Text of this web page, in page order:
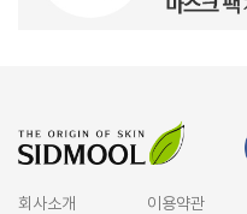
회사소개 이용약관